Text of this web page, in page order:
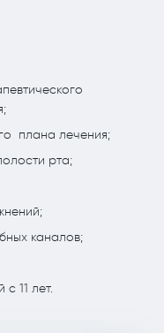
плана лечения;
рта;
каналов;
11 лет.